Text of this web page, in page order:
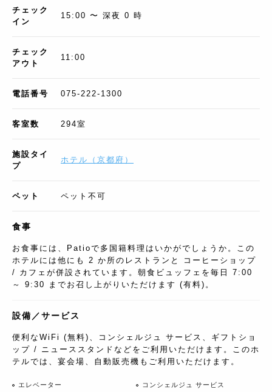
チェック
イン
15:00 〜 深夜 0 時
チェック
アウト
11:00
電話番号 075-222-1300
客室数 294室
施設タイ
プ
ホテル （ 京都府 ）
ペット ペット不可
食事
お食事には、Patioで多国籍料理はいかがでしょうか。この
ホテルには他にも 2 か所のレストランと コーヒーショップ
/ カフェが併設されています。朝食ビュッフェを毎日 7:00
～ 9:30 までお召し上がりいただけます (有料)。
設備／サービス
便利なWiFi (無料)、コンシェルジュ サービス、ギフトショ
ップ / ニューススタンドなどをご利用いただけます。このホ
テルでは、宴会場、自動販売機もご利用いただけます。
エレベーター コンシェルジュ サービス